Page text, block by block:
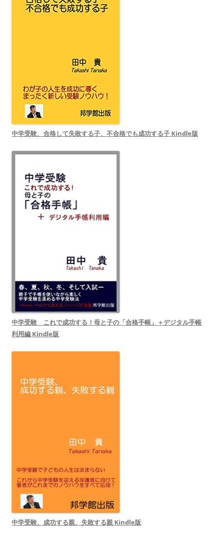
中学受験、合格して失敗する子、不合格でも成功する子 Kindle版
中学受験 これで成功する！母と子の「合格手帳」＋デジタル手帳
利用編 Kindle版
中学受験、成功する親、失敗する親 Kindle版